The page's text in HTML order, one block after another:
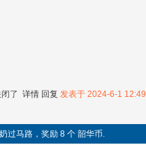
了 详情 回复 发表于 2024-6-1 12:49
过马路，奖励 8 个 韶华币.